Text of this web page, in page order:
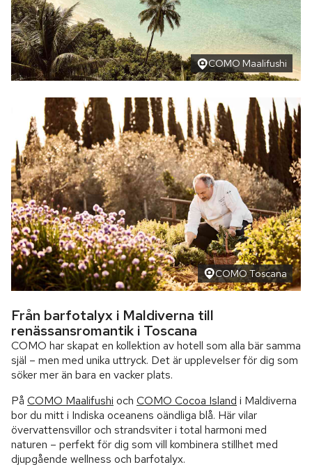
COMO Maalifushi
COMO Toscana
Från barfotalyx i Maldiverna till
renässansromantik i Toscana
COMO har skapat en kollektion av hotell som alla bär samma
själ – men med unika uttryck. Det är upplevelser för dig som
söker mer än bara en vacker plats.
På COMO Maalifushi och COMO Cocoa Island i Maldiverna
bor du mitt i Indiska oceanens oändliga blå. Här vilar
övervattensvillor och strandsviter i total harmoni med
naturen – perfekt för dig som vill kombinera stillhet med
djupgående wellness och barfotalyx.